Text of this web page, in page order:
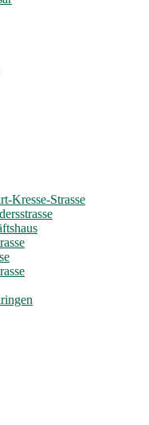
Kresse-Strasse